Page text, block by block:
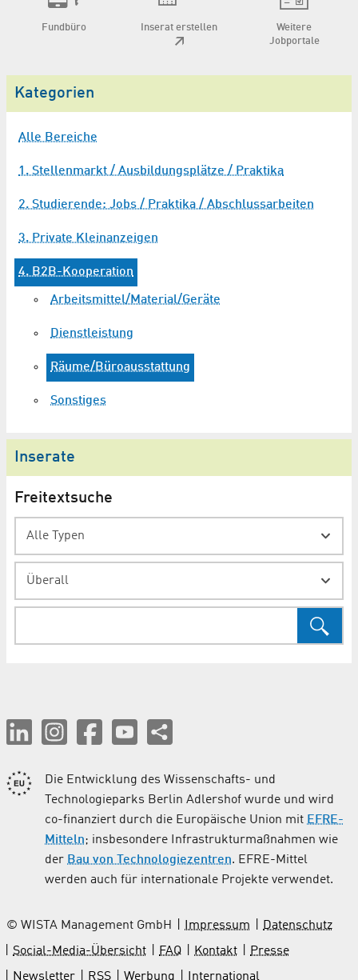
Fundbüro Inserat erstellen
Weitere
Jobportale
Kategorien
Alle Bereiche
1. Stellenmarkt / Ausbildungsplätze / Praktika
2. Studierende: Jobs / Praktika / Abschlussarbeiten
3. Private Kleinanzeigen
4. B2B-Kooperation
Arbeitsmittel/Material/Geräte
Dienstleistung
Räume/Büroausstattung
Sonstiges
Inserate
Freitextsuche
Alle Typen
Überall
Die Entwicklung des Wissenschafts- und
Technologieparks Berlin Adlershof wurde und wird
co-finanziert durch die Europäische Union mit EFRE-
Mitteln; insbesondere Infrastrukturmaßnahmen wie
der Bau von Technologiezentren. EFRE-Mittel
werden auch für internationale Projekte verwendet.
© WISTA Management GmbH Impressum
Datenschutz
Social-Media-Übersicht
FAQ Kontakt
Presse
Newsletter
RSS Werbung International